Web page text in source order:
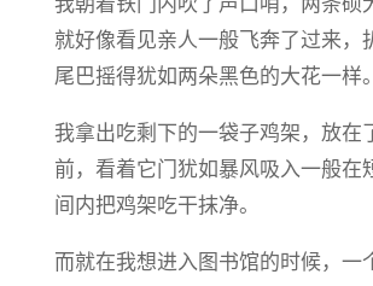
我朝着铁门内吹了声口哨，两条硕
就好像看见亲人一般飞奔了过来，
尾巴摇得犹如两朵黑色的大花一样。
我拿出吃剩下的一袋子鸡架，放在
前，看着它门犹如暴风吸入一般在
间内把鸡架吃干抹净。
而就在我想进入图书馆的时候，一